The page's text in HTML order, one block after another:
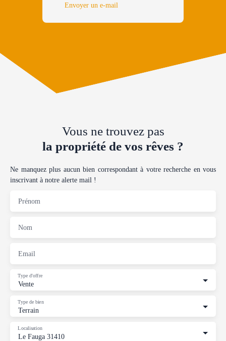
Envoyer un e-mail
Vous ne trouvez pas
la propriété de vos rêves ?
Ne manquez plus aucun bien correspondant à votre recherche en vous
inscrivant à notre alerte mail !
Prénom
Nom
Email
Vente
Type d'offre
Terrain
Type de bien
Le Fauga 31410
Localisation